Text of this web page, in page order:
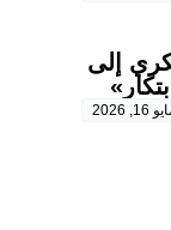
إلى
16, 2026